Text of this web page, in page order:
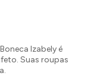
Izabely é
Suas roupas